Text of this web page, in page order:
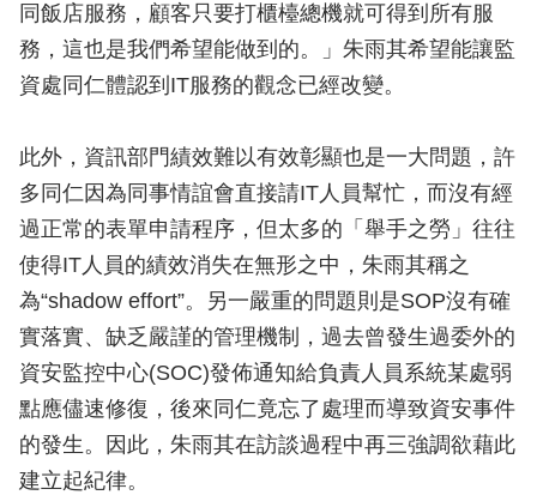
同飯店服務，顧客只要打櫃檯總機就可得到所有服
務，這也是我們希望能做到的。」朱雨其希望能讓監
資處同仁體認到IT服務的觀念已經改變。
此外，資訊部門績效難以有效彰顯也是一大問題，許
多同仁因為同事情誼會直接請IT人員幫忙，而沒有經
過正常的表單申請程序，但太多的「舉手之勞」往往
使得IT人員的績效消失在無形之中，朱雨其稱之
為“shadow effort”。另一嚴重的問題則是SOP沒有確
實落實、缺乏嚴謹的管理機制，過去曾發生過委外的
資安監控中心(SOC)發佈通知給負責人員系統某處弱
點應儘速修復，後來同仁竟忘了處理而導致資安事件
的發生。因此，朱雨其在訪談過程中再三強調欲藉此
建立起紀律。